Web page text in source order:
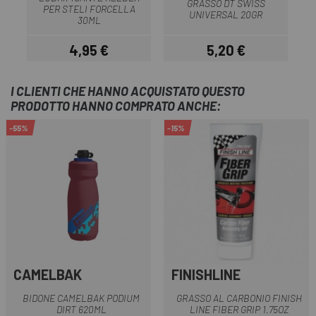
PER STELI FORCELLA
30ML
Prezzo
4,95 €
GRASSO DT SWISS
UNIVERSAL 20GR
Prezzo
5,20 €
I CLIENTI CHE HANNO ACQUISTATO QUESTO
PRODOTTO HANNO COMPRATO ANCHE:
-55%
CAMELBAK
BIDONE CAMELBAK PODIUM
DIRT 620ML
-15%
FINISHLINE
GRASSO AL CARBONIO FINISH
LINE FIBER GRIP 1.75OZ